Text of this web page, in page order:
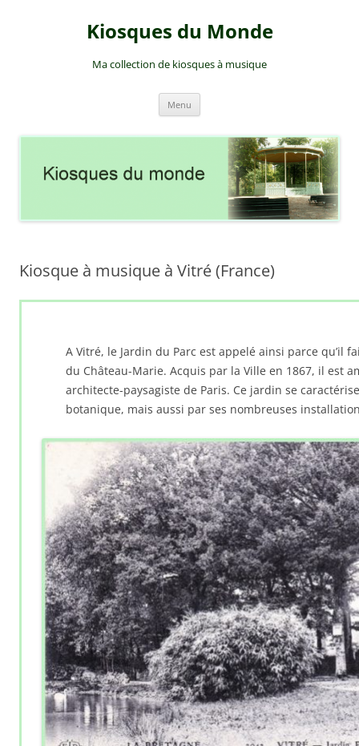
Kiosques du Monde
Ma collection de kiosques à musique
Menu
Kiosque à musique à Vitré (France)
A Vitré, le Jardin du Parc est appelé ainsi parce qu’il
du Château-Marie. Acquis par la Ville en 1867, il est
architecte-paysagiste de Paris. Ce jardin se
botanique, mais aussi par ses nombreuses